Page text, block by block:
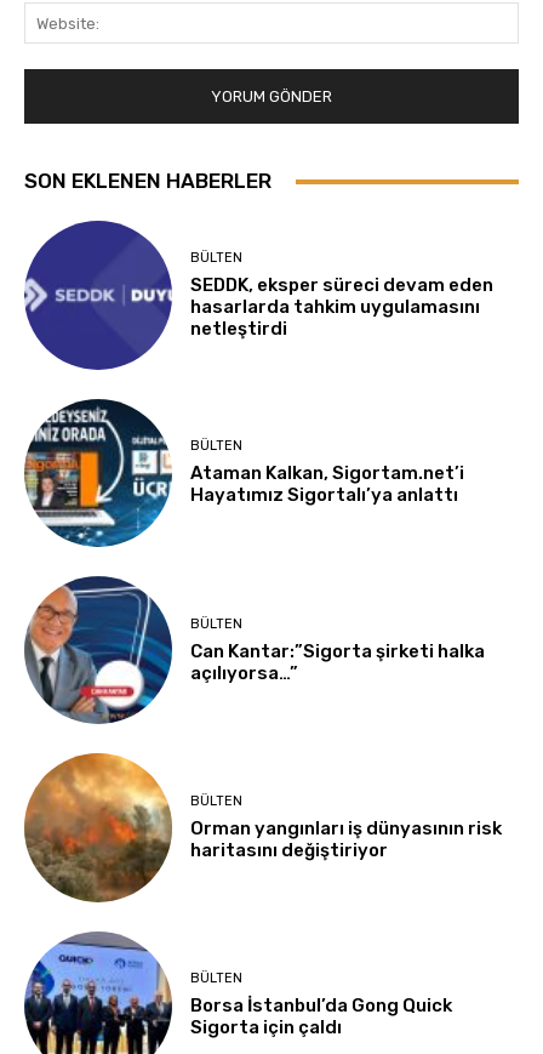
SON EKLENEN HABERLER
BÜLTEN
SEDDK, eksper süreci devam eden
hasarlarda tahkim uygulamasını
netleştirdi
BÜLTEN
Ataman Kalkan, Sigortam.net’i
Hayatımız Sigortalı’ya anlattı
BÜLTEN
Can Kantar:”Sigorta şirketi halka
açılıyorsa…”
BÜLTEN
Orman yangınları iş dünyasının risk
haritasını değiştiriyor
BÜLTEN
Borsa İstanbul’da Gong Quick
Sigorta için çaldı